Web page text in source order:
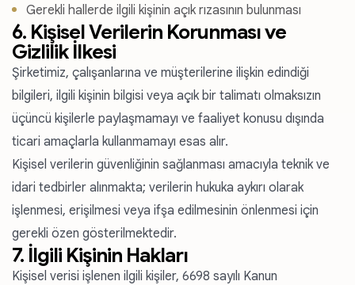
Gerekli hallerde ilgili kişinin açık rızasının bulunması
6. Kişisel Verilerin Korunması ve
Gizlilik İlkesi
Şirketimiz, çalışanlarına ve müşterilerine ilişkin edindiği
bilgileri, ilgili kişinin bilgisi veya açık bir talimatı olmaksızın
üçüncü kişilerle paylaşmamayı ve faaliyet konusu dışında
ticari amaçlarla kullanmamayı esas alır.
Kişisel verilerin güvenliğinin sağlanması amacıyla teknik ve
idari tedbirler alınmakta; verilerin hukuka aykırı olarak
işlenmesi, erişilmesi veya ifşa edilmesinin önlenmesi için
gerekli özen gösterilmektedir.
7. İlgili Kişinin Hakları
Kişisel verisi işlenen ilgili kişiler, 6698 sayılı Kanun